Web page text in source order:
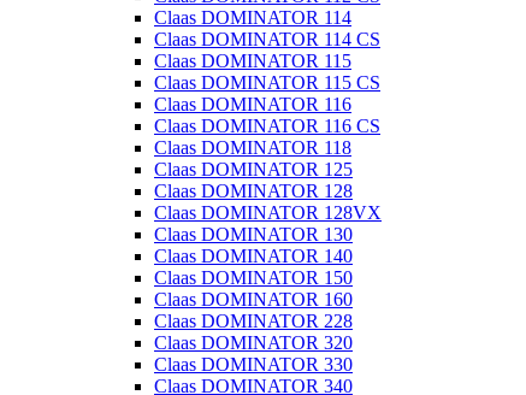
Claas DOMINATOR 114
Claas DOMINATOR 114 CS
Claas DOMINATOR 115
Claas DOMINATOR 115 CS
Claas DOMINATOR 116
Claas DOMINATOR 116 CS
Claas DOMINATOR 118
Claas DOMINATOR 125
Claas DOMINATOR 128
Claas DOMINATOR 128VX
Claas DOMINATOR 130
Claas DOMINATOR 140
Claas DOMINATOR 150
Claas DOMINATOR 160
Claas DOMINATOR 228
Claas DOMINATOR 320
Claas DOMINATOR 330
Claas DOMINATOR 340